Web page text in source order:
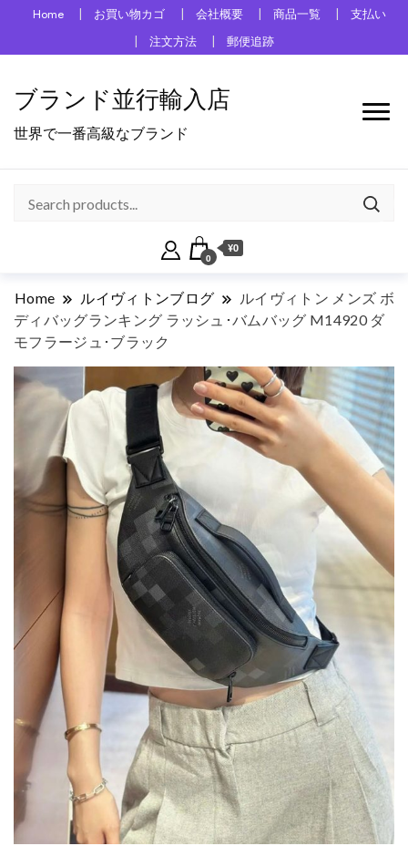
Home お買い物カゴ 会社概要 商品一覧
支払い
注文方法
郵便追跡
ブランド並行輸入店
世界で一番高級なブランド
0
¥0
Home ルイヴィトンブログ
ルイヴィトン メンズ ボ
ディバッグランキング ラッシュ･バムバッグ M14920 ダ
モフラージュ･ブラック